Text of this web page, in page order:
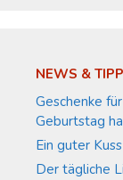
NEWS &
Geschenke
Geburtstag
Ein guter Kuss
Der tägliche